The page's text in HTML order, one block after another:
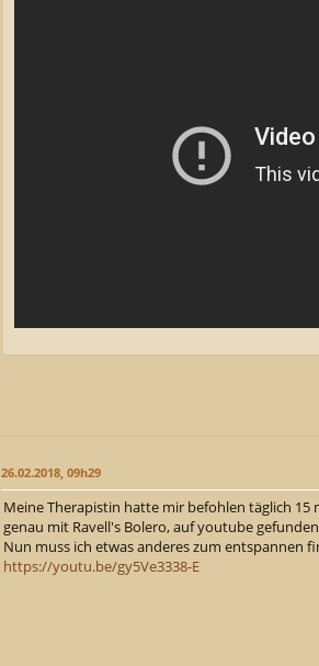
26.02.2018, 09h29
Meine Therapistin hatte mir befohlen täglich 15
genau mit Ravell's Bolero, auf youtube
Nun muss ich etwas anderes zum entspannen
https://youtu.be/gy5Ve3338-E